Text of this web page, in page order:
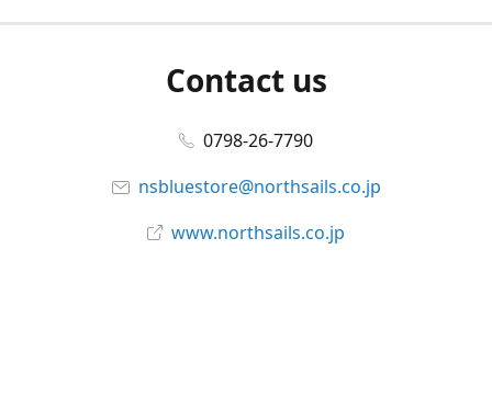
Contact us
0798-26-7790
nsbluestore@northsails.co.jp
www.northsails.co.jp